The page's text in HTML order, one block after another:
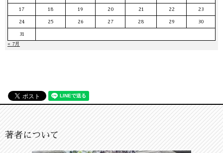
17 18 19 20 21 22 23
24 25 26 27 28 29 30
31
« 7月
著者について